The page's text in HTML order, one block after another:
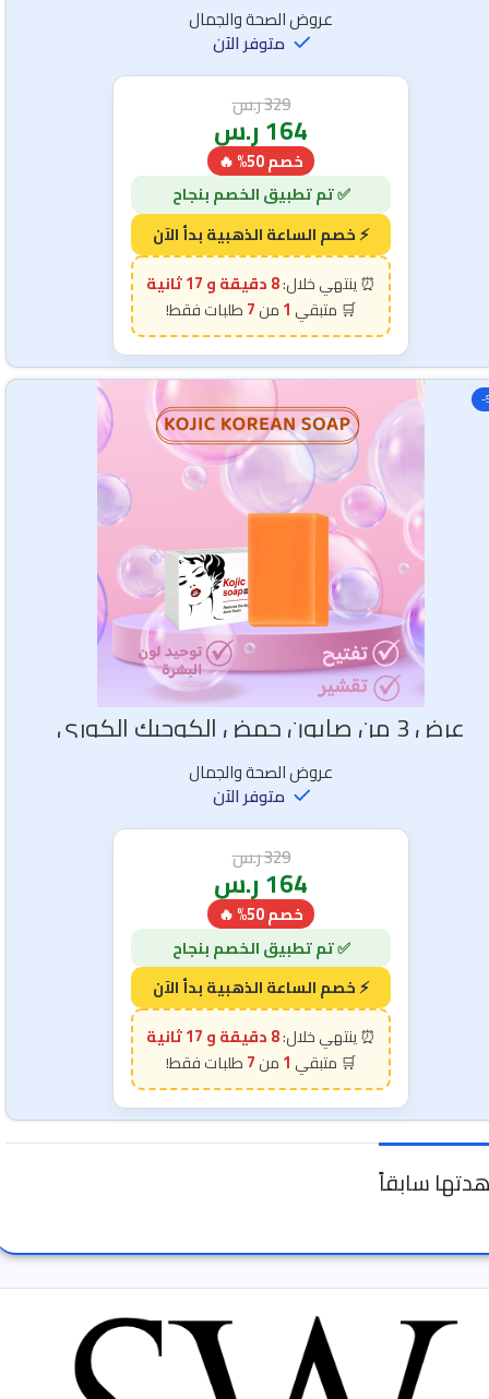
عروض الصحة والجمال
متوفر الآن
329ر.س
164ر.س
خصم 50% 🔥
8 دقيقة و 15 ثانية
1
7
-
عرض 3 من صابون حمض الكوجيك الكوري
عروض الصحة والجمال
متوفر الآن
329ر.س
164ر.س
خصم 50% 🔥
8 دقيقة و 15 ثانية
1
7
سابقاً